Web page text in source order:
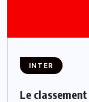
INTER
Le